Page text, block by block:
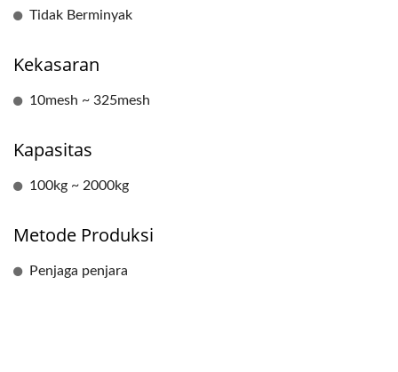
Tidak Berminyak
Kekasaran
10mesh ~ 325mesh
Kapasitas
100kg ~ 2000kg
Metode Produksi
Penjaga penjara